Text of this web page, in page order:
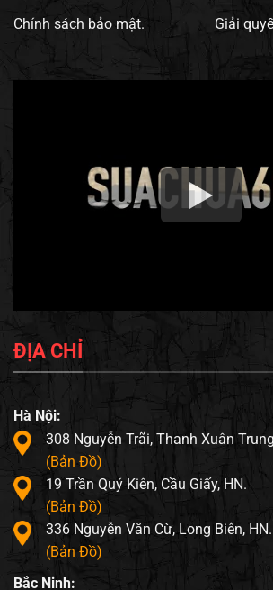
Chính sách bảo mật. Giải
ĐỊA CHỈ
Hà Nội:
308 Nguyễn Trãi, Thanh Xuân
(Bản Đồ)
19 Trần Quý Kiên, Cầu Giấy, HN.
(Bản Đồ)
336 Nguyễn Văn Cừ, Long Biên, HN.
(Bản Đồ)
Bắc Ninh: